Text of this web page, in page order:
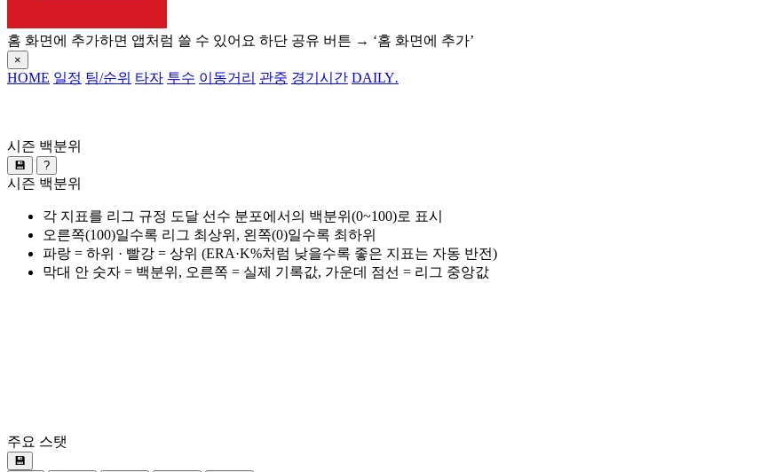
홈 화면에 추가하면 앱처럼 쓸 수 있어요 하단 공유 버튼 → ‘홈 화면에 추가’
×
HOME 일정 팀/순위 타자 투수 이동거리 관중 경기시간 DAILY.
시즌 백분위
💾 ?
시즌 백분위
각 지표를 리그 규정 도달 선수 분포에서의 백분위(0~100)로 표시
오른쪽(100)일수록 리그 최상위, 왼쪽(0)일수록 최하위
파랑 = 하위 · 빨강 = 상위 (ERA·K%처럼 낮을수록 좋은 지표는 자동 반전)
막대 안 숫자 = 백분위, 오른쪽 = 실제 기록값, 가운데 점선 = 리그 중앙값
주요 스탯
💾